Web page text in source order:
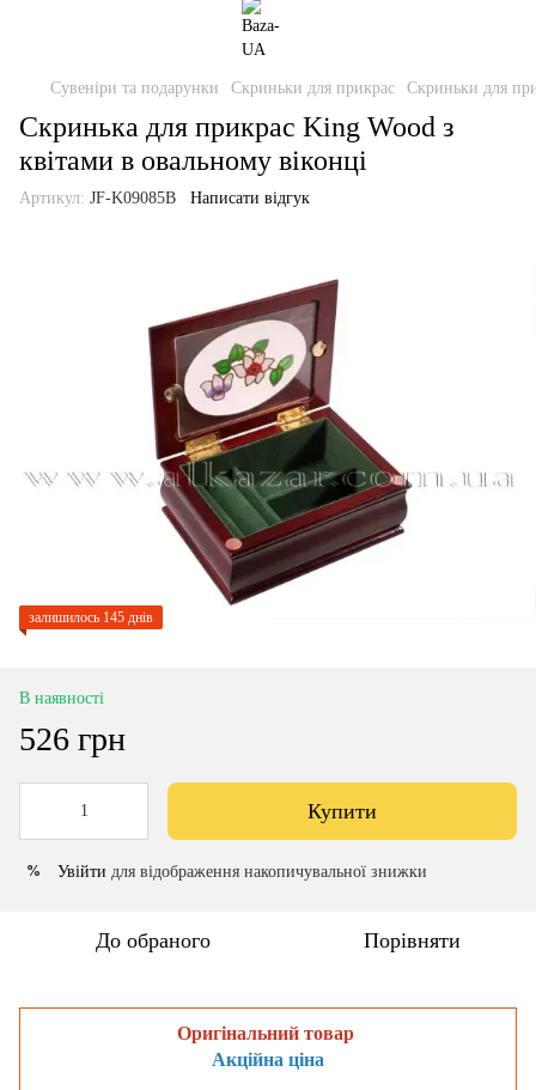
Сувеніри та подарунки Скриньки для прикрас Скриньки для
Скринька для прикрас King Wood з
квітами в овальному віконці
Артикул: JF-K09085B Написати відгук
залишилось 145 днів
В наявності
526 грн
Купити
% Увійти для відображення накопичувальної знижки
До обраного Порівняти
Оригінальний товар
Акційна ціна